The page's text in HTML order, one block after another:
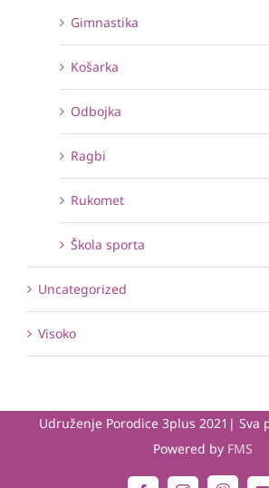
Gimnastika
Košarka
Odbojka
Ragbi
Rukomet
Škola sporta
Uncategorized
Visoko
Udruženje Porodice 3plus 2021| Sva
Powered by FMS